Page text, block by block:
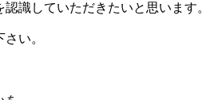
識していただきたいと思います
い。